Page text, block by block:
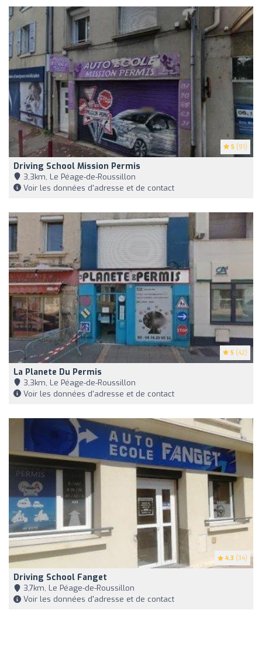
5 (91)
Driving School Mission Permis
3,3km, Le Péage-de-Roussillon
Voir les données d'adresse et de contact
5 (42)
La Planete Du Permis
3,3km, Le Péage-de-Roussillon
Voir les données d'adresse et de contact
4.3 (34)
Driving School Fanget
3,7km, Le Péage-de-Roussillon
Voir les données d'adresse et de contact